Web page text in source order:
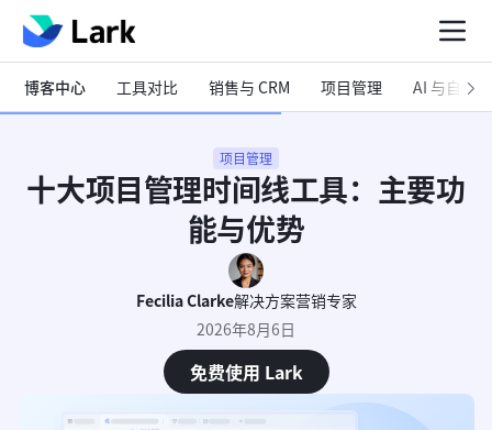
博客中心 工具对比 销售与 CRM 项目管理 AI 与自动化
项目管理
十大项目管理时间线工具：主要功
能与优势
Fecilia Clarke解决方案营销专家
2026年8月6日
免费使用 Lark